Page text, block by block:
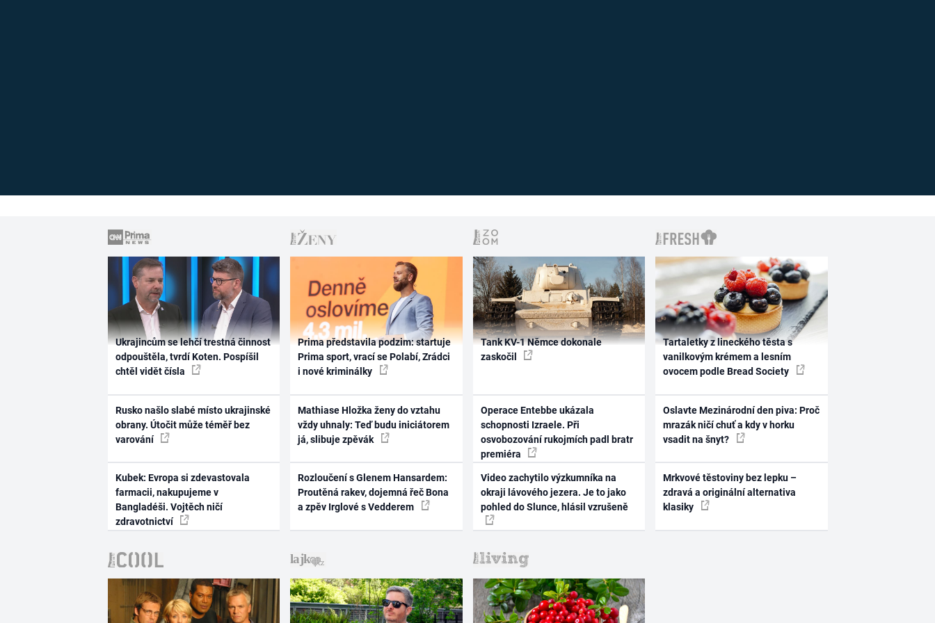
Ukrajincům se lehčí trestná činnost
odpouštěla, tvrdí Koten. Pospíšil
chtěl vidět čísla
Rusko našlo slabé místo ukrajinské
obrany. Útočit může téměř bez
varování
Kubek: Evropa si zdevastovala
farmacii, nakupujeme v
Bangladéši. Vojtěch ničí
zdravotnictví
Prima představila podzim: startuje
Prima sport, vrací se Polabí, Zrádci
i nové kriminálky
Mathiase Hložka ženy do vztahu
vždy uhnaly: Teď budu iniciátorem
já, slibuje zpěvák
Rozloučení s Glenem Hansardem:
Proutěná rakev, dojemná řeč Bona
a zpěv Irglové s Vedderem
Tank KV-1 Němce dokonale
zaskočil
Operace Entebbe ukázala
schopnosti Izraele. Při
osvobozování rukojmích padl bratr
premiéra
Video zachytilo výzkumníka na
okraji lávového jezera. Je to jako
pohled do Slunce, hlásil vzrušeně
Tartaletky z lineckého těsta s
vanilkovým krémem a lesním
ovocem podle Bread Society
Oslavte Mezinárodní den piva: Proč
mrazák ničí chuť a kdy v horku
vsadit na šnyt?
Mrkvové těstoviny bez lepku –
zdravá a originální alternativa
klasiky